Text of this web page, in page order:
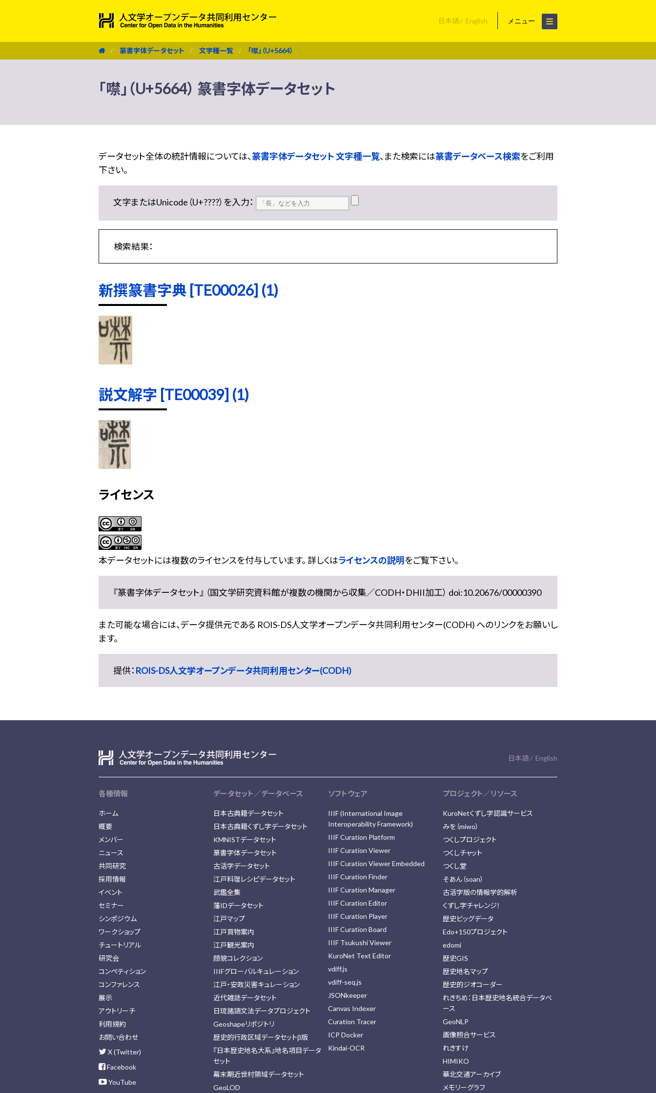
日本語 English メニュー
篆書字体データセット 文字種一覧 「噤」（U+5664）
「噤」（U+5664） 篆書字体データセット
データセット全体の統計情報については、篆書字体データセット 文字種一覧、また検索には篆書データベース検索をご利用
下さい。
文字またはUnicode（U+????）を入力：
検索結果：
新撰篆書字典 [TE00026] (1)
説文解字 [TE00039] (1)
ライセンス
本データセットには複数のライセンスを付与しています。 詳しくはライセンスの説明をご覧下さい。
『篆書字体データセット』 （国文学研究資料館が複数の機関から収集／CODH・DHII加工） doi:10.20676/00000390
また可能な場合には、データ提供元である ROIS-DS人文学オープンデータ共同利用センター(CODH) へのリンクをお願いし
ます。
提供： ROIS-DS人文学オープンデータ共同利用センター(CODH)
日本語 English
各種情報
ホーム
概要
メンバー
ニュース
共同研究
採用情報
イベント
セミナー
シンポジウム
ワークショップ
チュートリアル
研究会
コンペティション
コンファレンス
展示
アウトリーチ
利用規約
お問い合わせ
X (Twitter)
Facebook
YouTube
データセット／データベース
日本古典籍データセット
日本古典籍くずし字データセット
KMNISTデータセット
篆書字体データセット
古活字データセット
江戸料理レシピデータセット
武鑑全集
藩IDデータセット
江戸マップ
江戸買物案内
江戸観光案内
顔貌コレクション
IIIFグローバルキュレーション
江戸・安政災害キュレーション
近代雑誌データセット
日琉諸語文法データプロジェクト
Geoshapeリポジトリ
歴史的行政区域データセットβ版
『日本歴史地名大系』地名項目データ
セット
幕末期近世村領域データセット
GeoLOD
ソフトウェア
IIIF (International Image
Interoperability Framework)
IIIF Curation Platform
IIIF Curation Viewer
IIIF Curation Viewer Embedded
IIIF Curation Finder
IIIF Curation Manager
IIIF Curation Editor
IIIF Curation Player
IIIF Curation Board
IIIF Tsukushi Viewer
KuroNet Text Editor
vdiff.js
vdiff-seq.js
JSONkeeper
Canvas Indexer
Curation Tracer
ICP Docker
Kindai-OCR
プロジェクト／リソース
KuroNetくずし字認識サービス
みを（miwo）
つくしプロジェクト
つくしチャット
つくし堂
そあん（soan）
古活字版の情報学的解析
くずし字チャレンジ！
歴史ビッグデータ
Edo+150プロジェクト
edomi
歴史GIS
歴史地名マップ
歴史的ジオコーダー
れきちめ：日本歴史地名統合データベ
ース
GeoNLP
画像照合サービス
れきすけ
HIMIKO
華北交通アーカイブ
メモリーグラフ